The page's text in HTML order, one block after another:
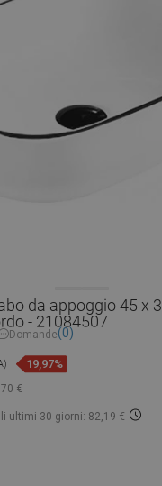
da appoggio 45 x
- 21084507
Domande(0)
€
19,97%
ultimi 30 giorni: 82,19 €